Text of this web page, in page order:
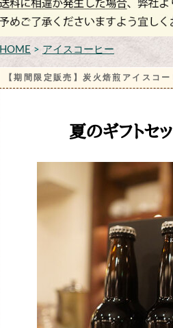
HOME > アイスコーヒー
【期間限定販売】炭火焙煎アイスコ
夏のギフトセッ